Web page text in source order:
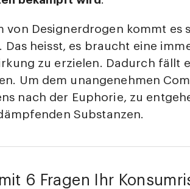
von Designerdrogen kommt es
heisst, es braucht eine
zu erzielen. Dadurch fällt
Um dem unangenehmen
nach der Euphorie, zu
Substanzen.
6 Fragen Ihr